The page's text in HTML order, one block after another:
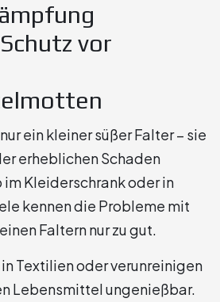
vor
ein kleiner süßer Falter – sie
erheblichen Schaden
Kleiderschrank oder in
kennen die Probleme mit
Faltern nur zu gut.
Textilien oder verunreinigen
Lebensmittel ungenießbar.